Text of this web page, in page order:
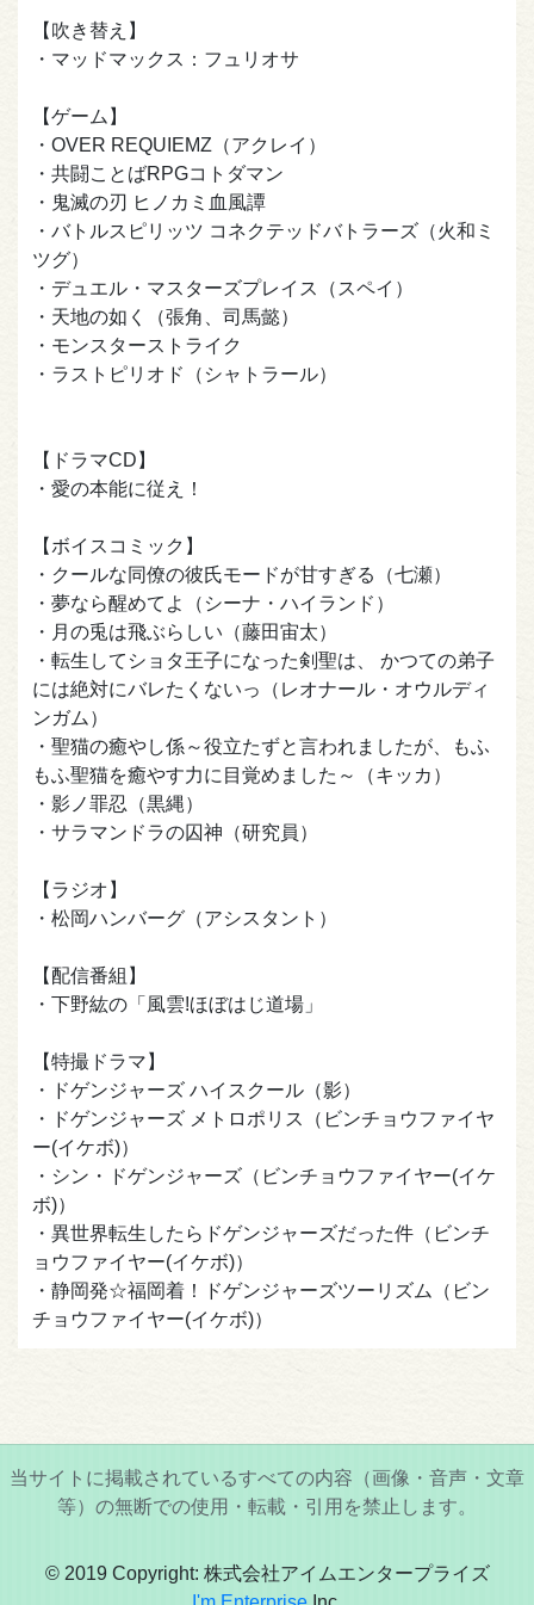
【吹き替え】
・マッドマックス：フュリオサ
【ゲーム】
・OVER REQUIEMZ（アクレイ）
・共闘ことばRPGコトダマン
・鬼滅の刃 ヒノカミ血風譚
・バトルスピリッツ コネクテッドバトラーズ（火和ミ
ツグ）
・デュエル・マスターズプレイス（スペイ）
・天地の如く（張角、司馬懿）
・モンスターストライク
・ラストピリオド（シャトラール）
【ドラマCD】
・愛の本能に従え！
【ボイスコミック】
・クールな同僚の彼氏モードが甘すぎる（七瀬）
・夢なら醒めてよ（シーナ・ハイランド）
・月の兎は飛ぶらしい（藤田宙太）
・転生してショタ王子になった剣聖は、 かつての弟子
には絶対にバレたくないっ（レオナール・オウルディ
ンガム）
・聖猫の癒やし係～役立たずと言われましたが、もふ
もふ聖猫を癒やす力に目覚めました～（キッカ）
・影ノ罪忍（黒縄）
・サラマンドラの囚神（研究員）
【ラジオ】
・松岡ハンバーグ（アシスタント）
【配信番組】
・下野紘の「風雲!ほぼはじ道場」
【特撮ドラマ】
・ドゲンジャーズ ハイスクール（影）
・ドゲンジャーズ メトロポリス（ビンチョウファイヤ
ー(イケボ)）
・シン・ドゲンジャーズ（ビンチョウファイヤー(イケ
ボ)）
・異世界転生したらドゲンジャーズだった件（ビンチ
ョウファイヤー(イケボ)）
・静岡発☆福岡着！ドゲンジャーズツーリズム（ビン
チョウファイヤー(イケボ)）
当サイトに掲載されているすべての内容（画像・音声・文章
等）の無断での使用・転載・引用を禁止します。
© 2019 Copyright: 株式会社アイムエンタープライズ